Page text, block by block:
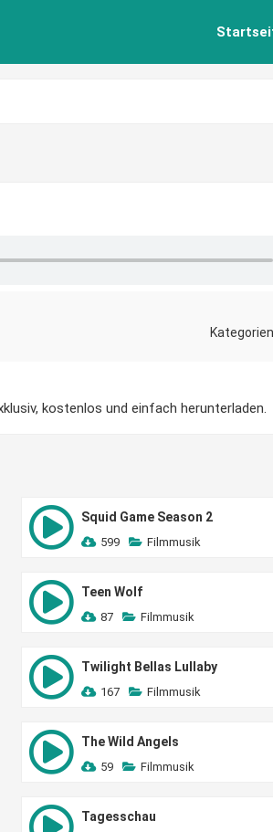
kostenlos und einfach herunterladen.
Squid Game Season 2
599 Filmmusik
Teen Wolf
87 Filmmusik
Twilight Bellas Lullaby
167 Filmmusik
The Wild Angels
59 Filmmusik
Tagesschau